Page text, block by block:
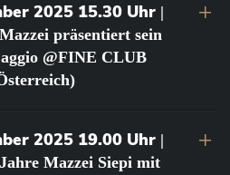
2025 15.30 Uhr |
präsentiert sein
@FINE CLUB
2025 19.00 Uhr |
Mazzei Siepi mit